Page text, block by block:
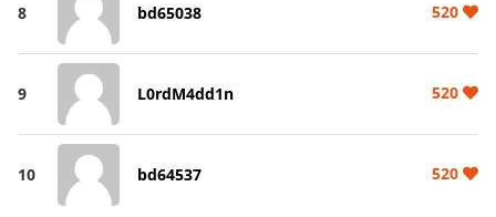
8 bd65038 520
9 L0rdM4dd1n 520
10 bd64537 520